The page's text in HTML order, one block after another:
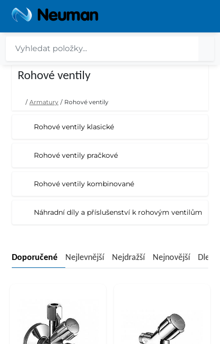
Rohové ventily
/ Armatury / Rohové ventily
Rohové ventily klasické
Rohové ventily pračkové
Rohové ventily kombinované
Náhradní díly a příslušenství k rohovým ventilům
Doporučené Nejlevnější Nejdražší Nejnovější Dle